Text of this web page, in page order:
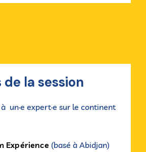
la session
un·e expert·e sur le continent
Expérience (basé à Abidjan)